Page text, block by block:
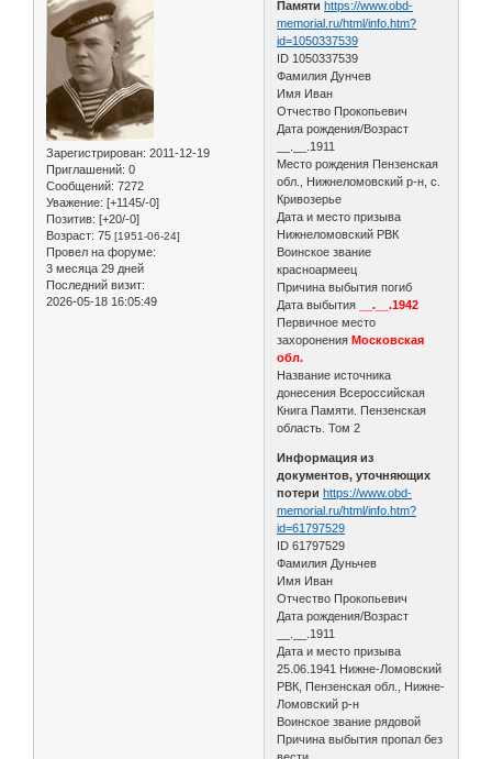
Зарегистрирован: 2011-12-19
Приглашений: 0
Сообщений: 7272
Уважение: [+1145/-0]
Позитив: [+20/-0]
Возраст: 75 [1951-06-24]
Провел на форуме:
3 месяца 29 дней
Последний визит:
2026-05-18 16:05:49
Памяти https://www.obd-
memorial.ru/html/info.htm?
id=1050337539
ID 1050337539
Фамилия Дунчев
Имя Иван
Отчество Прокопьевич
Дата рождения/Возраст
__.__.1911
Место рождения Пензенская
обл., Нижнеломовский р-н, с.
Кривозерье
Дата и место призыва
Нижнеломовский РВК
Воинское звание
красноармеец
Причина выбытия погиб
Дата выбытия
__.__.1942
Первичное место
захоронения Московская
обл.
Название источника
донесения Всероссийская
Книга Памяти. Пензенская
область. Том 2
Информация из
документов, уточняющих
потери https://www.obd-
memorial.ru/html/info.htm?
id=61797529
ID 61797529
Фамилия Дуньчев
Имя Иван
Отчество Прокопьевич
Дата рождения/Возраст
__.__.1911
Дата и место призыва
25.06.1941 Нижне-Ломовский
РВК, Пензенская обл., Нижне-
Ломовский р-н
Воинское звание рядовой
Причина выбытия пропал без